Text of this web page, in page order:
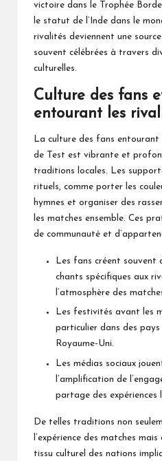
victoire dans le Trophée
le statut de l’Inde dans le
rivalités deviennent une
souvent célébrées à travers
culturelles.
Culture des fans
entourant les
La culture des fans entourant
de Test est vibrante et
traditions locales. Les
rituels, comme porter les
hymnes et organiser des
les matches ensemble. Ces
de communauté et
Les fans créent souvent
chants spécifiques aux
l’atmosphère des
Les festivités avant les
particulier dans des
Royaume-Uni.
Les médias sociaux
l’amplification de
partage des expériences
De telles traditions non
l’expérience des matches
tissu culturel des nations